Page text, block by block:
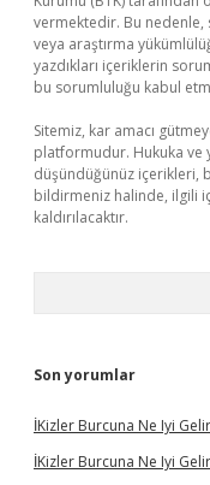
vermektedir. Bu
veya araştırma
yazdıkları içeriklerin
bu sorumluluğu kabul
Sitemiz, kar amacı
platformudur. Hukuka ve
düşündüğünüz içerikleri,
bildirmeniz halinde, ilgili
kaldırılacaktır.
Son yorumlar
İKizler Burcuna Ne Iyi Gelir
İKizler Burcuna Ne Iyi Gelir